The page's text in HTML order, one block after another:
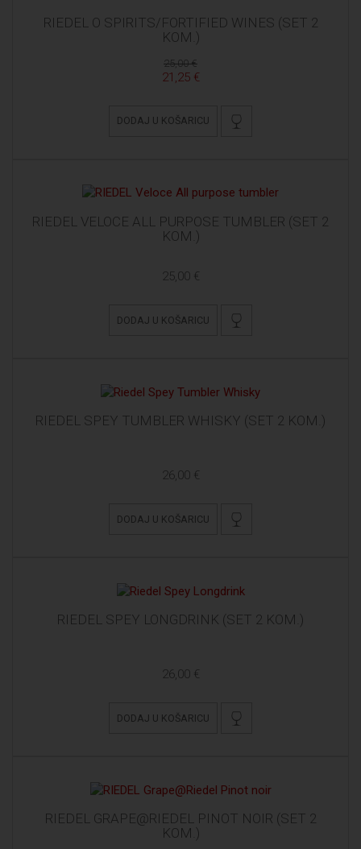
RIEDEL O SPIRITS/FORTIFIED WINES (SET 2
KOM.)
25,00 €
21,25 €
DODAJ U KOŠARICU
RIEDEL VELOCE ALL PURPOSE TUMBLER (SET 2
KOM.)
25,00 €
DODAJ U KOŠARICU
RIEDEL SPEY TUMBLER WHISKY (SET 2 KOM.)
26,00 €
DODAJ U KOŠARICU
RIEDEL SPEY LONGDRINK (SET 2 KOM.)
26,00 €
DODAJ U KOŠARICU
RIEDEL GRAPE@RIEDEL PINOT NOIR (SET 2
KOM.)